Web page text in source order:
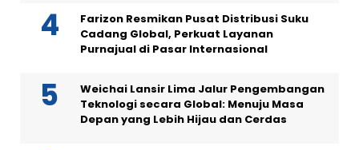
Farizon Resmikan Pusat Distribusi Suku
Cadang Global, Perkuat Layanan
Purnajual di Pasar Internasional
Weichai Lansir Lima Jalur Pengembangan
Teknologi secara Global: Menuju Masa
Depan yang Lebih Hijau dan Cerdas